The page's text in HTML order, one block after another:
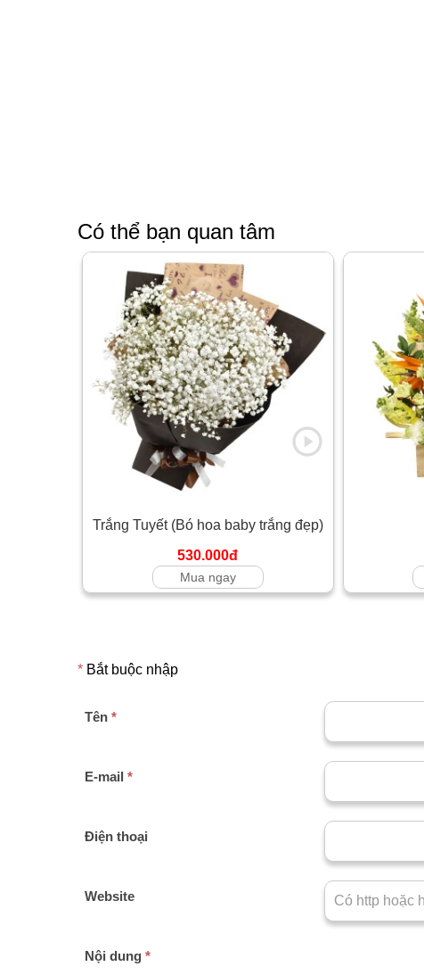
Có thể bạn quan tâm
Trắng Tuyết (Bó hoa baby trắng đẹp)
530.000đ
Mua ngay
* Bắt buộc nhập
Tên *
E-mail *
Điện thoại
Website
Nội dung *